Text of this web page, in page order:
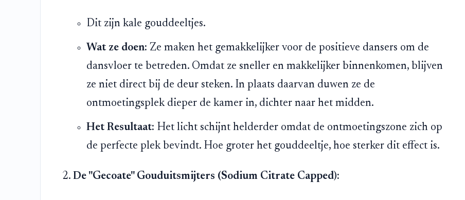
Dit zijn kale gouddeeltjes.
Wat ze doen: Ze maken het gemakkelijker voor de positieve dansers om de
dansvloer te betreden. Omdat ze sneller en makkelijker binnenkomen, blijven
ze niet direct bij de deur steken. In plaats daarvan duwen ze de
ontmoetingsplek dieper de kamer in, dichter naar het midden.
Het Resultaat: Het licht schijnt helderder omdat de ontmoetingszone zich op
de perfecte plek bevindt. Hoe groter het gouddeeltje, hoe sterker dit effect is.
De "Gecoate" Gouduitsmijters (Sodium Citrate Capped):